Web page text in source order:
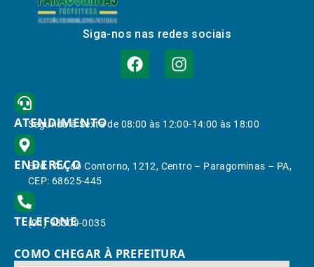
Siga-nos nas redes sociais
ATENDIMENTO
Segunda à Sexta de 08:00 às 12:00-14:00 às 18:00
ENDEREÇO
End.: Av. do Contorno, 1212, Centro – Paragominas – PA,
CEP: 68625-445
TELEFONE
(91) 98309-0035
COMO CHEGAR À PREFEITURA